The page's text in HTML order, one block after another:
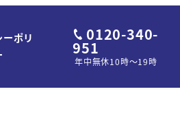
ポリ
0120-340-
951
年中無休10時～19時